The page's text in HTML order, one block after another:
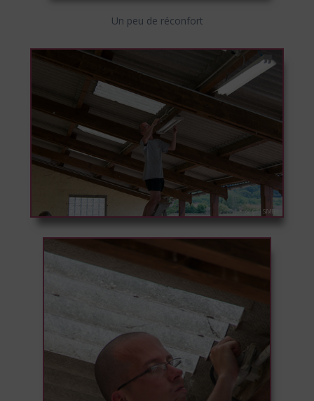
Un peu de réconfort